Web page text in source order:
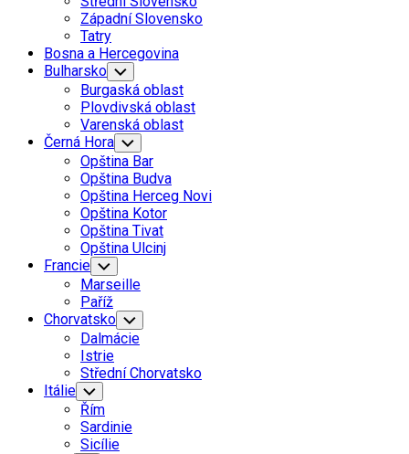
Západní Slovensko
Tatry
Bosna a Hercegovina
Bulharsko Toggle
Child
Menu
Burgaská oblast
Plovdivská oblast
Varenská oblast
Černá Hora Toggle
Child
Menu
Opština Bar
Opština Budva
Opština Herceg Novi
Opština Kotor
Opština Tivat
Opština Ulcinj
Francie Toggle
Child
Menu
Marseille
Paříž
Current
Page
Parent
Chorvatsko Toggle
Child
Menu
Dalmácie
Current
Page
Parent
Istrie
Střední Chorvatsko
Itálie Toggle
Child
Menu
Řím
Sardinie
Sicílie